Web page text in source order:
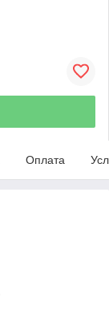
Оплата